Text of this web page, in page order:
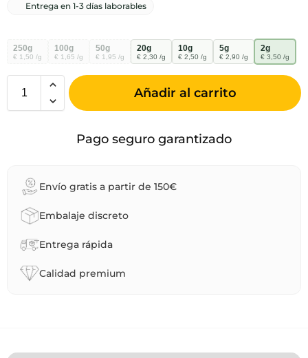
Entrega en 1-3 días laborables
250g
€ 1,50 /g
100g
€ 1,65 /g
50g
€ 1,95 /g
20g
€ 2,30 /g
10g
€ 2,50 /g
5g
€ 2,90 /g
2g
€ 3,50 /g
Añadir al carrito
Pago seguro garantizado
Envío gratis a partir de 150€
Embalaje discreto
Entrega rápida
Calidad premium